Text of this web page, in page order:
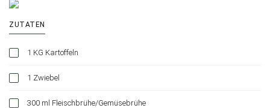
ZUTATEN
1 KG Kartoffeln
1 Zwiebel
300 ml Fleischbrühe/Gemüsebrühe